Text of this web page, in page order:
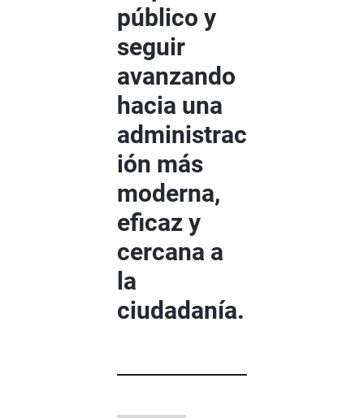
público y
seguir
avanzando
hacia una
administrac
ión más
moderna,
eficaz y
cercana a
la
ciudadanía.